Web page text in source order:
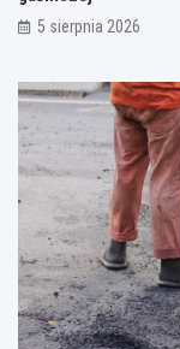
5 sierpnia 2026